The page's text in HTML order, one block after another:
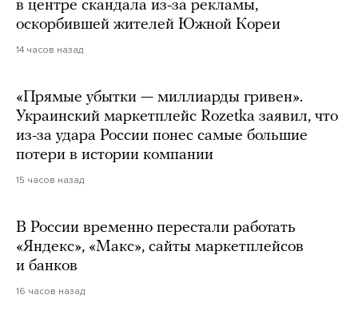
в центре скандала из-за рекламы,
оскорбившей жителей Южной Кореи
14 часов назад
«Прямые убытки — миллиарды гривен».
Украинский маркетплейс Rozetka заявил, что
из-за удара России понес самые большие
потери в истории компании
15 часов назад
В России временно перестали работать
«Яндекс», «Макс», сайты маркетплейсов
и банков
16 часов назад